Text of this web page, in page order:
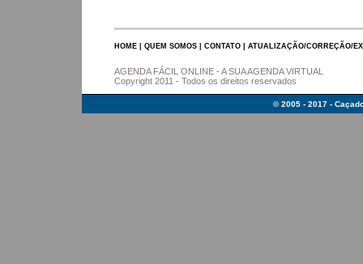
HOME QUEM SOMOS CONTATO ATUALIZAÇÃO/CORREÇÃO/
AGENDA FÁCIL ONLINE - A SUA AGENDA VIRTUAL
Copyright 2011 - Todos os direitos reservados
© 2005 - 2017 -